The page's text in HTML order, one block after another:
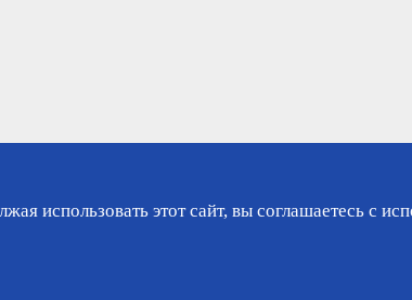
использовать этот сайт, вы соглашаетесь с